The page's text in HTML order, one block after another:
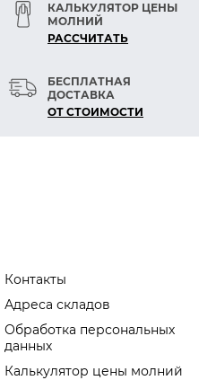
КАЛЬКУЛЯТОР ЦЕНЫ
МОЛНИЙ
РАСCЧИТАТЬ
БЕСПЛАТНАЯ
ДОСТАВКА
ОТ СТОИМОСТИ
Контакты
Адреса складов
Обработка персональных
данных
Калькулятор цены молний